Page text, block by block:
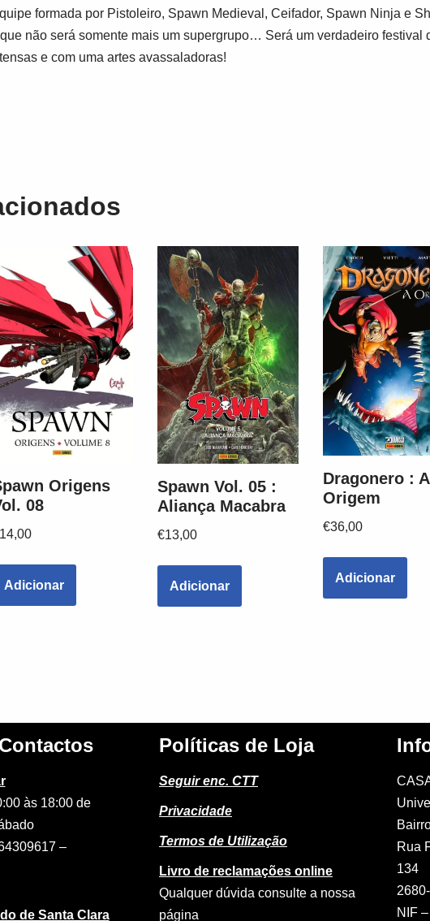
formada por Pistoleiro, Spawn Medieval, Ceifador, Spawn Ninja e
não será somente mais um supergrupo… Será um verdadeiro festival
e com uma artes avassaladoras!
Origens
08
14,00
Adicionar
Spawn Vol. 05 :
Aliança Macabra
€13,00
Adicionar
Dragonero : A
Origem
€36,00
Adicionar
às 18:00 de
–
de Santa Clara
Políticas de Loja
Seguir enc. CTT
Privacidade
Termos de Utilização
Livro de reclamações online
Qualquer dúvida consulte a nossa
página
Rua
134
NIF